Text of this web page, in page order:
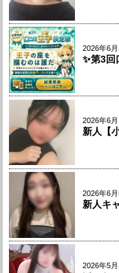
2026年6月
✨第3回
2026年6月
新人【
2026年6月
新人キ
2026年5月